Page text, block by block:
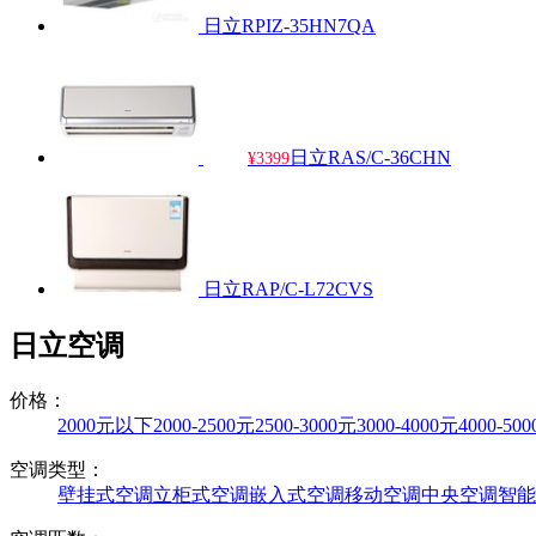
日立RPIZ-35HN7QA
¥3399 日立RAS/C-36CHN
日立RAP/C-L72CVS
日立空调
价格：
2000元以下2000-2500元2500-3000元3000-4000元4000-
空调类型：
壁挂式空调立柜式空调嵌入式空调移动空调中央空调智